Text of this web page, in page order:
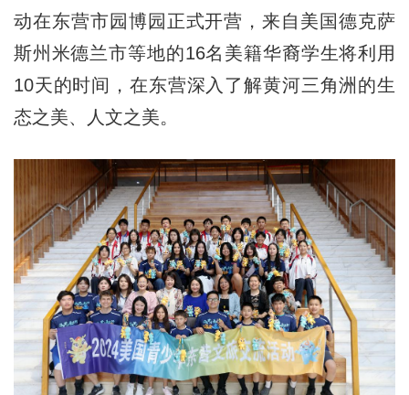
动在东营市园博园正式开营，来自美国德克萨
斯州米德兰市等地的16名美籍华裔学生将利用
10天的时间，在东营深入了解黄河三角洲的生
态之美、人文之美。